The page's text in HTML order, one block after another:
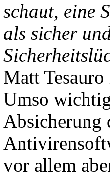
schaut, eine
als sicher
Matt
Umso
Absicherung
vor allem